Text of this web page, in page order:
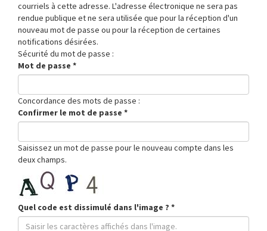
courriels à cette adresse. L'adresse électronique ne sera pas
rendue publique et ne sera utilisée que pour la réception d'un
nouveau mot de passe ou pour la réception de certaines
notifications désirées.
Sécurité du mot de passe :
Mot de passe *
Concordance des mots de passe :
Confirmer le mot de passe *
Saisissez un mot de passe pour le nouveau compte dans les
deux champs.
Quel code est dissimulé dans l'image ? *